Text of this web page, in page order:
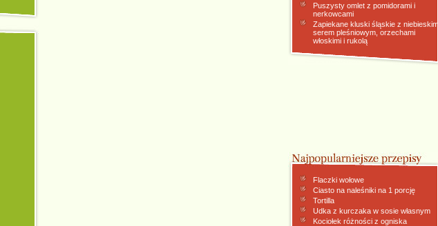
Puszysty omlet z pomidorami i
nerkowcami
Zapiekane kluski śląskie z niebieskim
serem pleśniowym, orzechami
włoskimi i rukolą
Flaczki wołowe
Ciasto na naleśniki na 1 porcję
Tortilla
Udka z kurczaka w sosie własnym
Kociołek różności z ogniska